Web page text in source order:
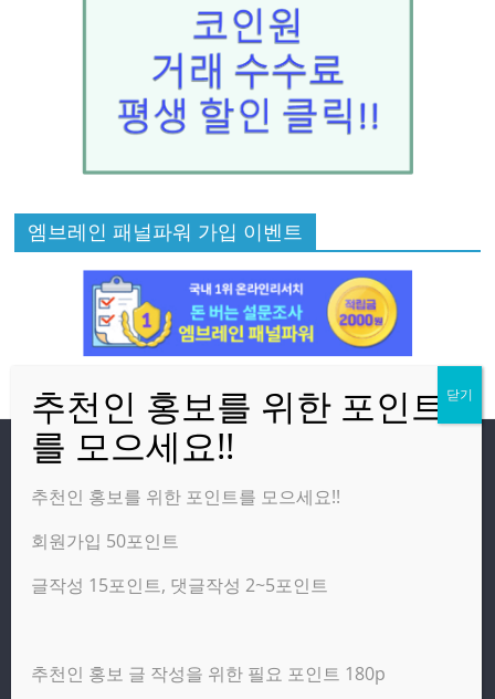
엠브레인 패널파워 가입 이벤트
방문자
온라인 방문자:2
오늘의 조회수:61
광고 제휴 홍보 일반 문의 : apptechgo@naver.com
추천인 홍보를 위한 포인트를 모으세요!!
회원가입 50포인트
글작성 15포인트, 댓글작성 2~5포인트
추천인 홍보 글 작성을 위한 필요 포인트 180p